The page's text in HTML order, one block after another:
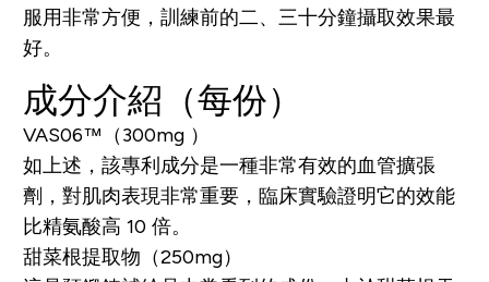
服用非常方便，訓練前的二、三十分鐘攝取效果最
好。
成分介紹（每份）
VAS06™（300mg ）
如上述，該專利成分是一種非常有效的血管擴張
劑，對肌肉表現非常重要，臨床實驗證明它的效能
比精氨酸高 10 倍。
甜菜根提取物（250mg）